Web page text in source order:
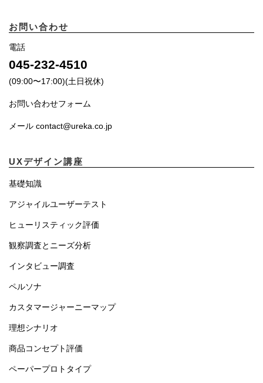
お問い合わせ
電話
045-232-4510
(09:00〜17:00)(土日祝休)
お問い合わせフォーム
メール contact@ureka.co.jp
UXデザイン講座
基礎知識
アジャイルユーザーテスト
ヒューリスティック評価
観察調査とニーズ分析
インタビュー調査
ペルソナ
カスタマージャーニーマップ
理想シナリオ
商品コンセプト評価
ペーパープロトタイプ